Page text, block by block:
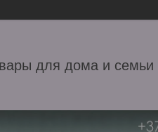
для дома и семьи